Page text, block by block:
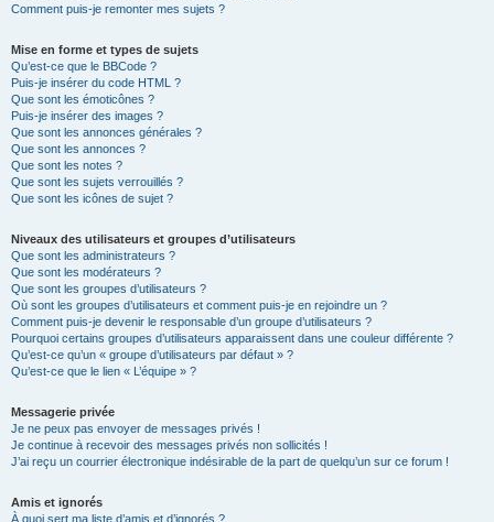
Comment puis-je remonter mes sujets ?
Mise en forme et types de sujets
Qu’est-ce que le BBCode ?
Puis-je insérer du code HTML ?
Que sont les émoticônes ?
Puis-je insérer des images ?
Que sont les annonces générales ?
Que sont les annonces ?
Que sont les notes ?
Que sont les sujets verrouillés ?
Que sont les icônes de sujet ?
Niveaux des utilisateurs et groupes d’utilisateurs
Que sont les administrateurs ?
Que sont les modérateurs ?
Que sont les groupes d’utilisateurs ?
Où sont les groupes d’utilisateurs et comment puis-je en rejoindre un ?
Comment puis-je devenir le responsable d’un groupe d’utilisateurs ?
Pourquoi certains groupes d’utilisateurs apparaissent dans une couleur différente ?
Qu’est-ce qu’un « groupe d’utilisateurs par défaut » ?
Qu’est-ce que le lien « L’équipe » ?
Messagerie privée
Je ne peux pas envoyer de messages privés !
Je continue à recevoir des messages privés non sollicités !
J’ai reçu un courrier électronique indésirable de la part de quelqu’un sur ce forum !
Amis et ignorés
À quoi sert ma liste d’amis et d’ignorés ?